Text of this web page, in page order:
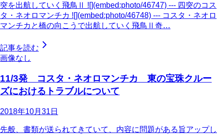
突を出航していく飛鳥Ⅱ ![](embed:photo/46747) --- 四突のコス
タ・ネオロマンチカ ![](embed:photo/46748) --- コスタ・ネオロ
マンチカと橋の向こうで出航していく飛鳥Ⅱ奇…
記事を読む
画像なし
11/3発 コスタ・ネオロマンチカ 東の宝珠クルー
ズにおけるトラブルについて
2018年10月31日
先般、書類が送られてきていて、内容に問題がある旨アップし